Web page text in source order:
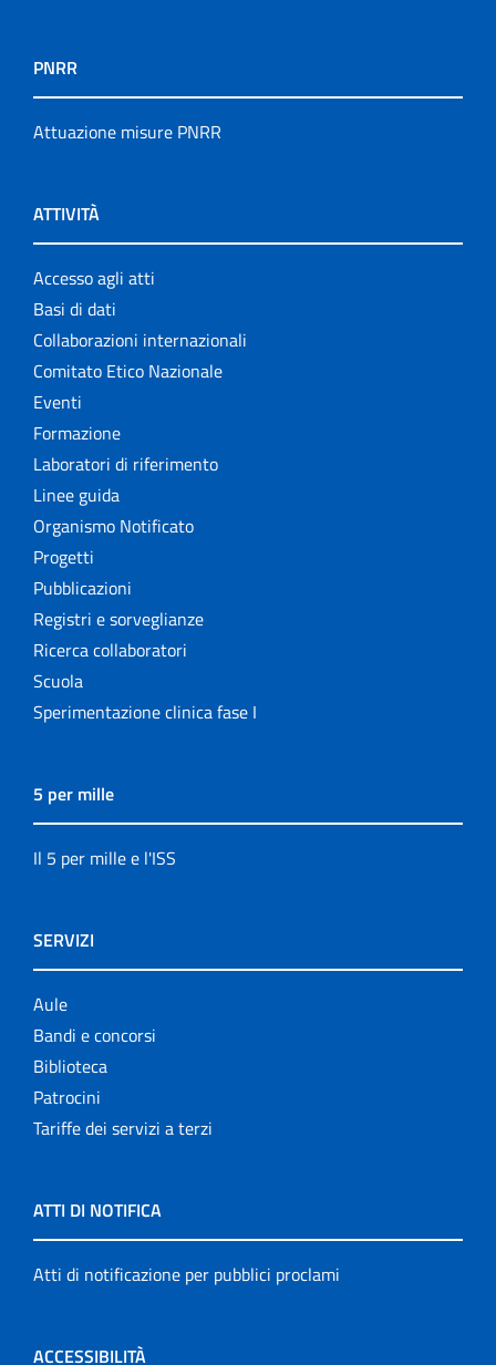
PNRR
Attuazione misure PNRR
ATTIVITÀ
Accesso agli atti
Basi di dati
Collaborazioni internazionali
Comitato Etico Nazionale
Eventi
Formazione
Laboratori di riferimento
Linee guida
Organismo Notificato
Progetti
Pubblicazioni
Registri e sorveglianze
Ricerca collaboratori
Scuola
Sperimentazione clinica fase I
5 per mille
Il 5 per mille e l'ISS
SERVIZI
Aule
Bandi e concorsi
Biblioteca
Patrocini
Tariffe dei servizi a terzi
ATTI DI NOTIFICA
Atti di notificazione per pubblici proclami
ACCESSIBILITÀ